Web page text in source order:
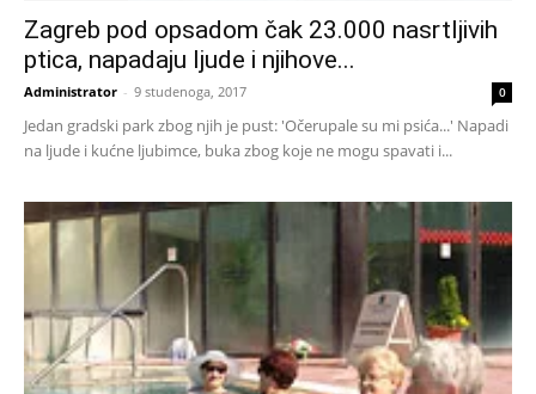
Zagreb pod opsadom čak 23.000 nasrtljivih
ptica, napadaju ljude i njihove...
Administrator - 9 studenoga, 2017 0
Jedan gradski park zbog njih je pust: 'Očerupale su mi psića...' Napadi
na ljude i kućne ljubimce, buka zbog koje ne mogu spavati i...